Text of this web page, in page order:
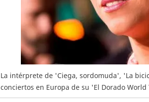
La intérprete de 'Ciega, sordomuda', 'La
conciertos en Europa de su 'El Dorado